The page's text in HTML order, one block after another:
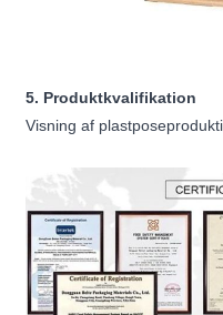
5. Produktkvalifikation
Visning af